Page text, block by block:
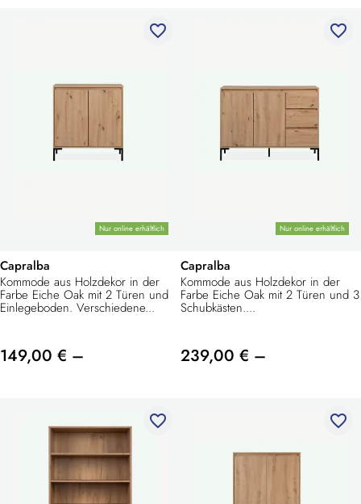
Nur online erhältlich
favorite_border
Capralba
Kommode aus Holzdekor in der
Farbe Eiche Oak mit 2 Türen und
Einlegeboden. Verschiedene...
149,00 € –
Nur online erhältlich
favorite_border
Capralba
Kommode aus Holzdekor in der
Farbe Eiche Oak mit 2 Türen und 3
Schubkästen....
239,00 € –
favorite_border favorite_border